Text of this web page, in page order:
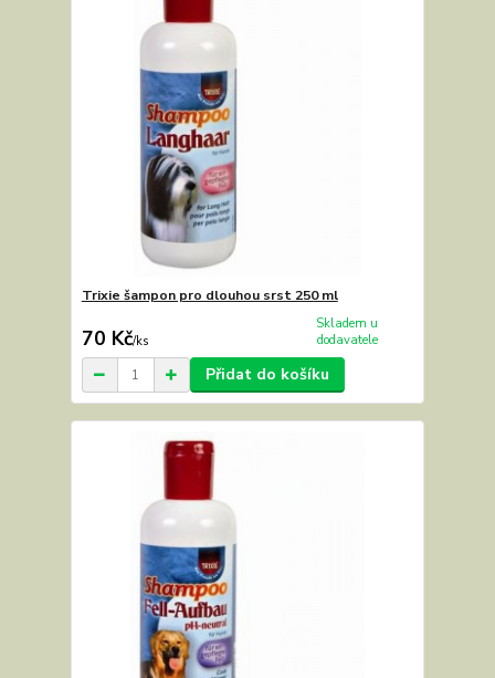
Trixie šampon pro dlouhou srst 250 ml
70 Kč/ks
Skladem u
dodavatele
Přidat do košíku